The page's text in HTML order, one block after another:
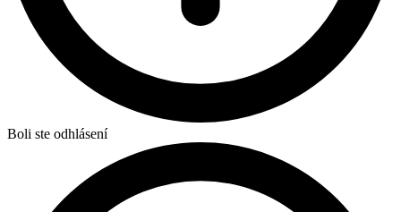
Boli ste odhlásení